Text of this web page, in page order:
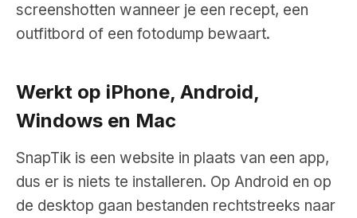
screenshotten wanneer je een recept, een
outfitbord of een fotodump bewaart.
Werkt op iPhone, Android,
Windows en Mac
SnapTik is een website in plaats van een app,
dus er is niets te installeren. Op Android en op
de desktop gaan bestanden rechtstreeks naar